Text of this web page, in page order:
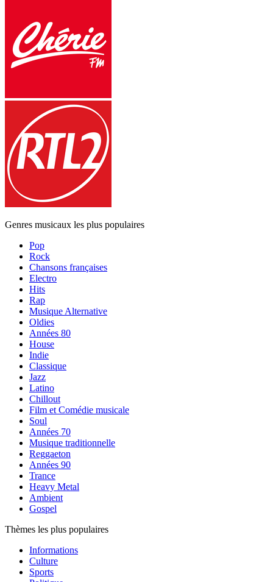
Genres musicaux les plus populaires
Pop
Rock
Chansons françaises
Electro
Hits
Rap
Musique Alternative
Oldies
Années 80
House
Indie
Classique
Jazz
Latino
Chillout
Film et Comédie musicale
Soul
Années 70
Musique traditionnelle
Reggaeton
Années 90
Trance
Heavy Metal
Ambient
Gospel
Thèmes les plus populaires
Informations
Culture
Sports